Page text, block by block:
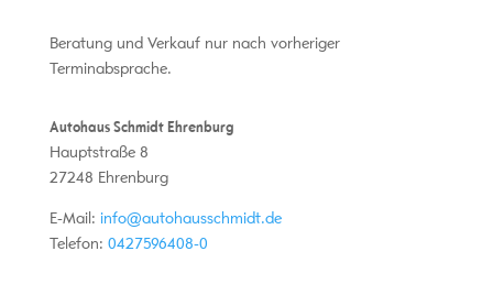
Beratung und Verkauf nur nach vorheriger
Terminabsprache.
Autohaus Schmidt Ehrenburg
Hauptstraße 8
27248 Ehrenburg
E-Mail: info@autohausschmidt.de
Telefon: 0427596408-0